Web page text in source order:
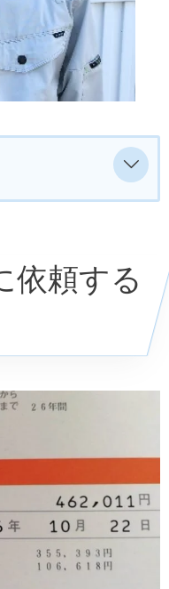
会社が行うのか？
該当します。
社様の規約を遵
社情報
依頼する